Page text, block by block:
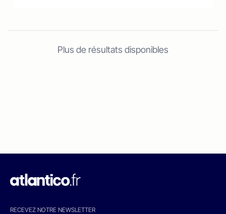
Plus de résultats disponibles
RECEVEZ NOTRE NEWSLETTER